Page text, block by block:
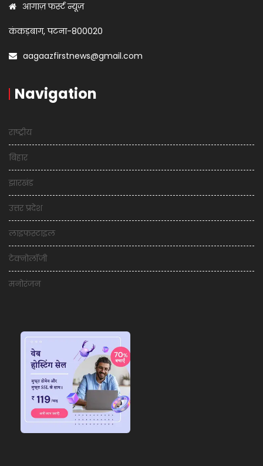
आगाज़ फर्स्ट न्यूज़
कंकड़बाग, पटना-800020
aagaazfirstnews@gmail.com
Navigation
राष्ट्रीय
बिहार
झारखंड
उत्तर प्रदेश
लाइफस्टाइल
टेक्नोलॉजी
मनोरंजन